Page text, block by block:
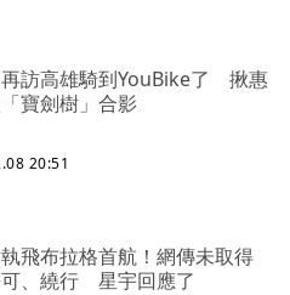
訪高雄騎到YouBike了 揪惠
寶劍樹」合影
20:51
飛布拉格首航！網傳未取得
、繞行 星宇回應了